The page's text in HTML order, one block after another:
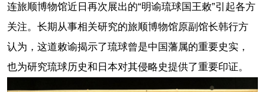
连旅顺博物馆近日再次展出的“明谕琉球国王敕”引起各方
关注。长期从事相关研究的旅顺博物馆原副馆长韩行方
认为，这道敕谕揭示了琉球曾是中国藩属的重要史实，
也为研究琉球历史和日本对其侵略史提供了重要印证。